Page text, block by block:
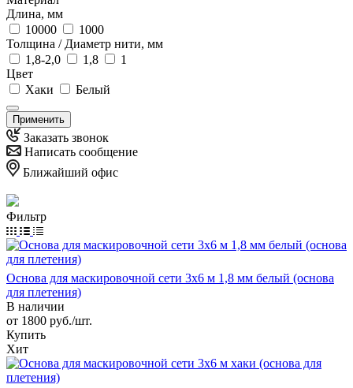
Длина, мм
10000
1000
Толщина / Диаметр нити, мм
1,8-2,0
1,8
1
Цвет
Хаки
Белый
Применить
Заказать звонок
Написать сообщение
Ближайший офис
Фильтр
Основа для маскировочной сети 3х6 м 1,8 мм белый (основа
для плетения)
В наличии
от 1800 руб./шт.
Купить
Хит